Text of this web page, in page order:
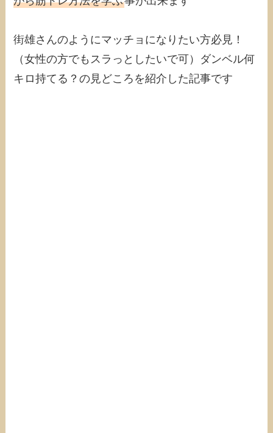
街雄さんのようにマッチョになりたい方必見！
（女性の方でもスラっとしたいで可）ダンベル何
キロ持てる？の見どころを紹介した記事です